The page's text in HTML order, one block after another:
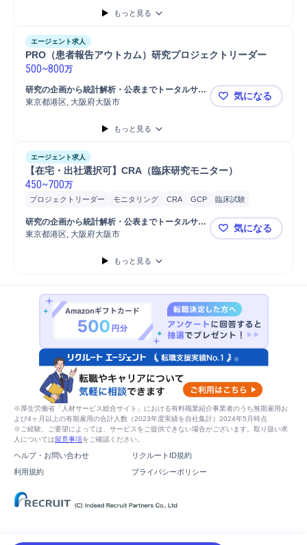
もっと見る
エージェント求人
PRO（患者報告アウトカム）研究プロジェクトリーダー
500~800万
研究の企画から統計解析・公表までトータルサポ
ートするCRO
東京都港区, 大阪府大阪市 PRO（患者
気になる
もっと見る
エージェント求人
【在宅・出社選択可】CRA（臨床研究モニター）
450~700万
プロジェクトリーダー モニタリング CRA GCP 臨床試験
研究の企画から統計解析・公表までトータルサポ
ートするCRO
東京都港区, 大阪府大阪市 【在宅・出
気になる
もっと見る
※厚生労働省「人材サービス総合サイト」における有料職業紹介事業者のうち無期雇用お
よび4ヶ月以上の有期雇用の合計人数（2023年度実績を自社集計）2024年5月時点
※ご経験、ご要望によっては、サービスをご提供できない場合がございます。取り扱い求
人については留意事項をご確認ください。
ヘルプ・お問い合わせ
リクルートID規約
利用規約
プライバシーポリシー